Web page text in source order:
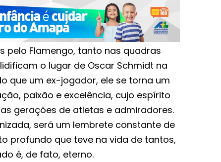
pelo Flamengo, tanto nas quadras
o lugar de Oscar Schmidt na
que um ex-jogador, ele se torna um
paixão e excelência, cujo espírito
gerações de atletas e admiradores.
será um lembrete constante de
profundo que teve na vida de tantos,
é, de fato, eterno.